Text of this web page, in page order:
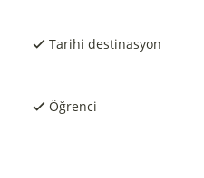
Tarihi destinasyon
Öğrenci